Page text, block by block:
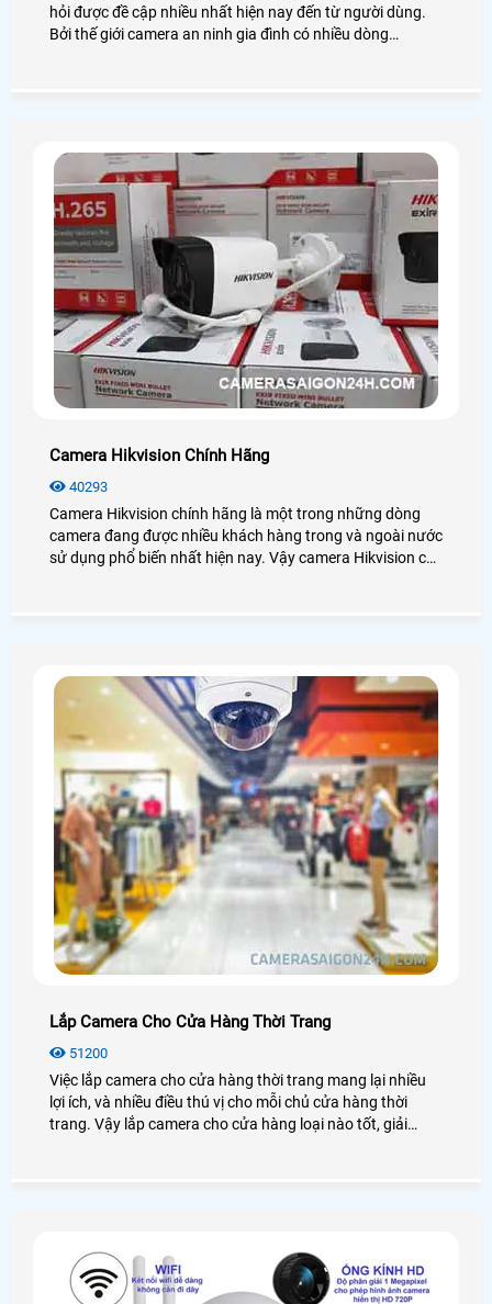
hỏi được đề cập nhiều nhất hiện nay đến từ người dùng.
Bởi thế giới camera an ninh gia đình có nhiều dòng
Camera Hikvision Chính Hãng
40293
Camera Hikvision chính hãng là một trong những dòng
camera đang được nhiều khách hàng trong và ngoài nước
sử dụng phổ biến nhất hiện nay. Vậy camera Hikvision có
Lắp Camera Cho Cửa Hàng Thời Trang
51200
Việc lắp camera cho cửa hàng thời trang mang lại nhiều
lợi ích, và nhiều điều thú vị cho mỗi chủ cửa hàng thời
trang. Vậy lắp camera cho cửa hàng loại nào tốt, giải